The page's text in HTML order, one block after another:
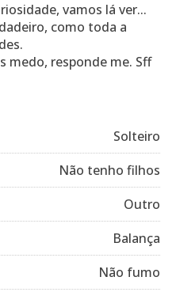
vamos lá ver...
como toda a
medo, responde me. Sff
Solteiro
Não tenho filhos
Outro
Balança
Não fumo